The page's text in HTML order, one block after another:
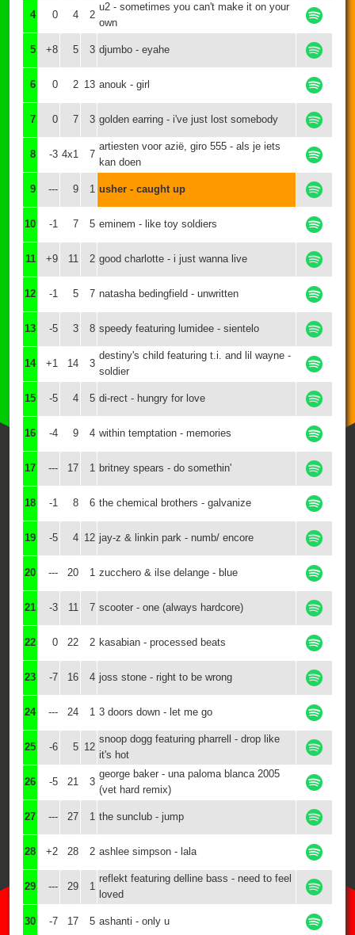
4 0 4 2
u2 - sometimes you can't make it on your
own
5 +8 5 3 djumbo - eyahe
6 0 2 13 anouk - girl
7 0 7 3 golden earring - i've just lost somebody
8 -3 4x1 7
artiesten voor azië, giro 555 - als je iets
kan doen
9 --- 9 1 usher - caught up
10 -1 7 5 eminem - like toy soldiers
11 +9 11 2 good charlotte - i just wanna live
12 -1 5 7 natasha bedingfield - unwritten
13 -5 3 8 speedy featuring lumidee - sientelo
14 +1 14 3
destiny's child featuring t.i. and lil wayne -
soldier
15 -5 4 5 di-rect - hungry for love
16 -4 9 4 within temptation - memories
17 --- 17 1 britney spears - do somethin'
18 -1 8 6 the chemical brothers - galvanize
19 -5 4 12 jay-z & linkin park - numb/ encore
20 --- 20 1 zucchero & ilse delange - blue
21 -3 11 7 scooter - one (always hardcore)
22 0 22 2 kasabian - processed beats
23 -7 16 4 joss stone - right to be wrong
24 --- 24 1 3 doors down - let me go
25 -6 5 12
snoop dogg featuring pharrell - drop like
it's hot
26 -5 21 3
george baker - una paloma blanca 2005
(vet hard remix)
27 --- 27 1 the sunclub - jump
28 +2 28 2 ashlee simpson - lala
29 --- 29 1
reflekt featuring delline bass - need to feel
loved
30 -7 17 5 ashanti - only u